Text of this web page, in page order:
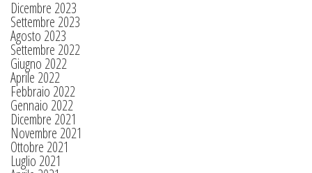
Dicembre 2023
Settembre 2023
Agosto 2023
Settembre 2022
Giugno 2022
Aprile 2022
Febbraio 2022
Gennaio 2022
Dicembre 2021
Novembre 2021
Ottobre 2021
Luglio 2021